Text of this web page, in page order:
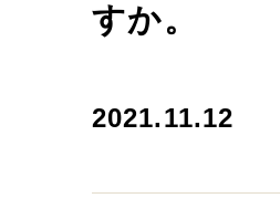
すか。
2021.11.12